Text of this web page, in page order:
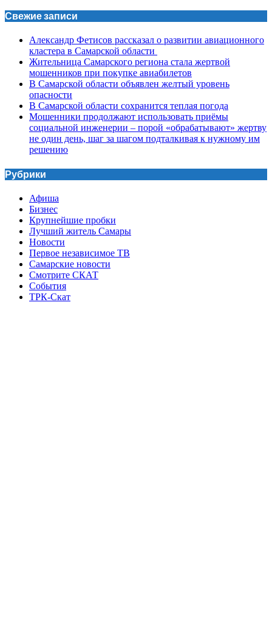
Свежие записи
Александр Фетисов рассказал о развитии авиационного
кластера в Самарской области
Жительница Самарского региона стала жертвой
мошенников при покупке авиабилетов
В Самарской области объявлен желтый уровень
опасности
В Самарской области сохранится теплая погода
Мошенники продолжают использовать приёмы
социальной инженерии – порой «обрабатывают» жертву
не один день, шаг за шагом подталкивая к нужному им
решению
Рубрики
Афиша
Бизнес
Крупнейшие пробки
Лучший житель Самары
Новости
Первое независимое ТВ
Самарские новости
Смотрите СКАТ
События
ТРК-Скат